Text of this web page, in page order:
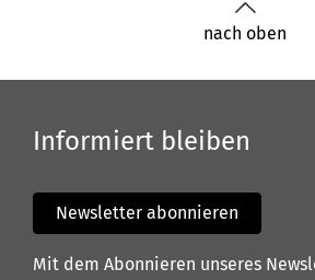
nach oben
Informiert bleiben
Newsletter abonnieren
Mit dem Abonnieren unseres